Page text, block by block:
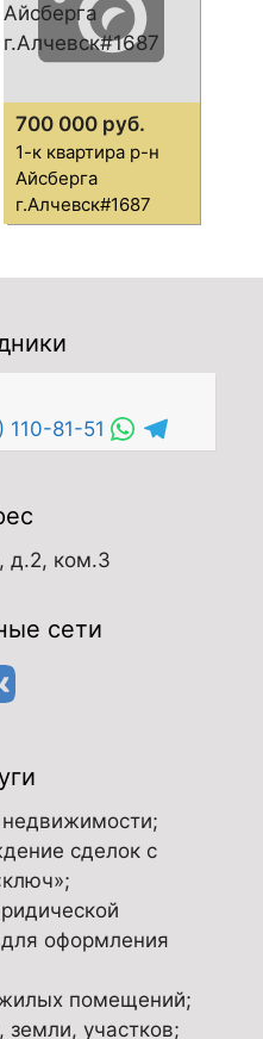
700 000 руб.
1-к квартира р-н
Айсберга
г.Алчевск#1687
сделок с
оформления
помещений;
участков;
д.2, ком.3
сети
110-81-51